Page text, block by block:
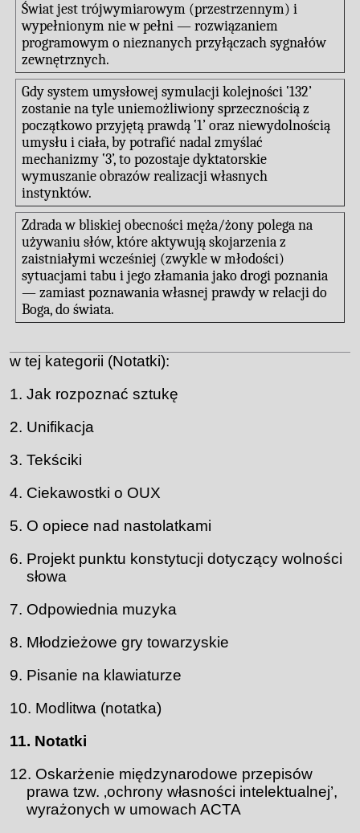
Świat jest trójwymiarowym (przestrzennym) i
wypełnionym nie w pełni — rozwiązaniem
programowym o nieznanych przyłączach sygnałów
zewnętrznych.
Gdy system umysłowej symulacji kolejności ‛132’
zostanie na tyle uniemożliwiony sprzecznością z
początkowo przyjętą prawdą ‛1’ oraz niewydolnością
umysłu i ciała, by potrafić nadal zmyślać
mechanizmy ‛3’, to pozostaje dyktatorskie
wymuszanie obrazów realizacji własnych
instynktów.
Zdrada w bliskiej obecności męża/żony polega na
używaniu słów, które aktywują skojarzenia z
zaistniałymi wcześniej (zwykle w młodości)
sytuacjami tabu i jego złamania jako drogi poznania
— zamiast poznawania własnej prawdy w relacji do
Boga, do świata.
w tej kategorii (Notatki):
Jak rozpoznać sztukę
Unifikacja
Tekściki
Ciekawostki o OUX
O opiece nad nastolatkami
Projekt punktu konstytucji dotyczący wolności
słowa
Odpowiednia muzyka
Młodzieżowe gry towarzyskie
Pisanie na klawiaturze
Modlitwa (notatka)
Notatki
Oskarżenie międzynarodowe przepisów
prawa tzw. ‚ochrony własności intelektualnej’,
wyrażonych w umowach ACTA